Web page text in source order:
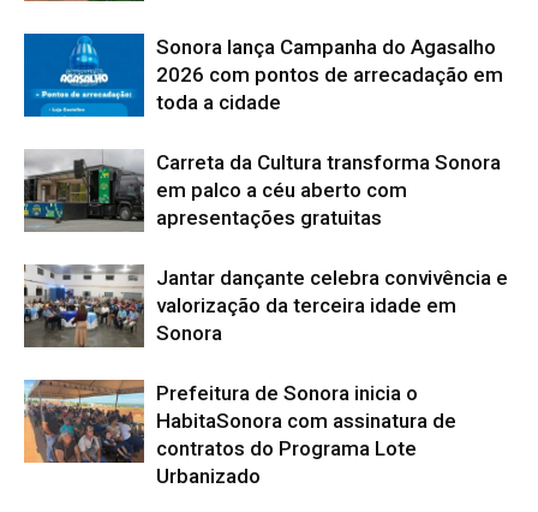
Sonora lança Campanha do Agasalho
2026 com pontos de arrecadação em
toda a cidade
Carreta da Cultura transforma Sonora
em palco a céu aberto com
apresentações gratuitas
Jantar dançante celebra convivência e
valorização da terceira idade em
Sonora
Prefeitura de Sonora inicia o
HabitaSonora com assinatura de
contratos do Programa Lote
Urbanizado